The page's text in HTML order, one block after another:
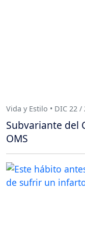
Vida y Estilo • DIC 22 /
Subvariante del
OMS